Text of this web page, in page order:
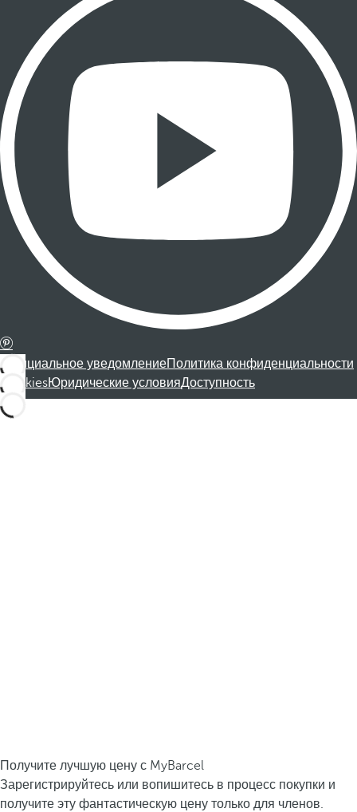
Официальное уведомлениеПолитика конфиденциальности
CookiesЮридические условияДоступность
Получите лучшую цену с MyBarcel
Зарегистрируйтесь или вопишитесь в процесс покупки и
получите эту фантастическую цену только для членов.